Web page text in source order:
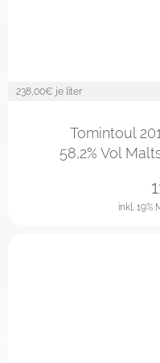
238,00€ je liter
Tomintoul
58,2% Vol
inkl. 19%